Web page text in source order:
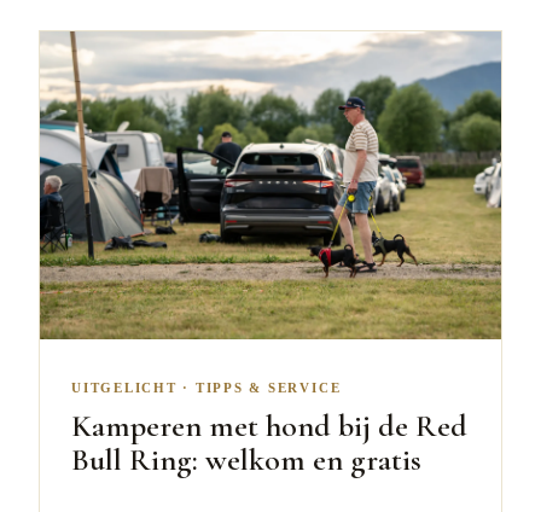
UITGELICHT · TIPPS & SERVICE
Kamperen met hond bij de Red
Bull Ring: welkom en gratis